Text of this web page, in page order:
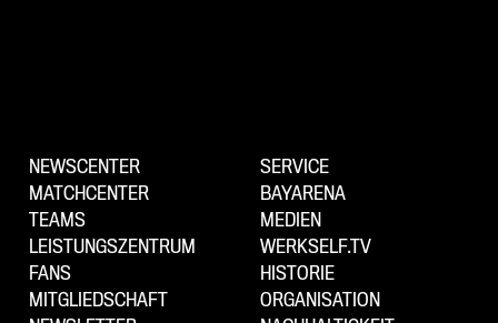
NEWSCENTER
MATCHCENTER
TEAMS
LEISTUNGSZENTRUM
FANS
MITGLIEDSCHAFT
SERVICE
BAYARENA
MEDIEN
WERKSELF.TV
HISTORIE
ORGANISATION